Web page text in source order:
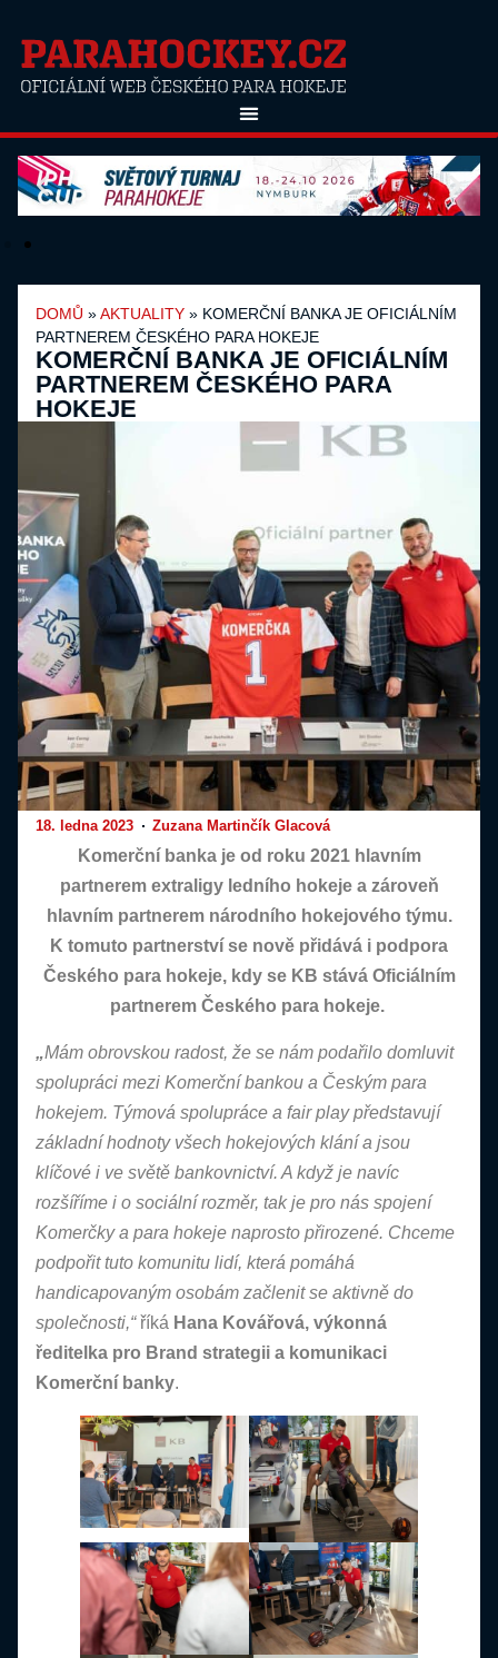
DOMŮ »AKTUALITY » KOMERČNÍ BANKA JE OFICIÁLNÍM
PARTNEREM ČESKÉHO PARA HOKEJE
KOMERČNÍ BANKA JE OFICIÁLNÍM
PARTNEREM ČESKÉHO PARA
HOKEJE
18. ledna 2023 Zuzana Martinčík Glacová
Komerční banka je od roku 2021 hlavním
partnerem extraligy ledního hokeje a zároveň
hlavním partnerem národního hokejového týmu.
K tomuto partnerství se nově přidává i podpora
Českého para hokeje, kdy se KB stává Oficiálním
partnerem Českého para hokeje.
„Mám obrovskou radost, že se nám podařilo domluvit
spolupráci mezi Komerční bankou a Českým para
hokejem. Týmová spolupráce a fair play představují
základní hodnoty všech hokejových klání a jsou
klíčové i ve světě bankovnictví. A když je navíc
rozšíříme i o sociální rozměr, tak je pro nás spojení
Komerčky a para hokeje naprosto přirozené. Chceme
podpořit tuto komunitu lidí, která pomáhá
handicapovaným osobám začlenit se aktivně do
společnosti,“říká Hana Kovářová, výkonná
ředitelka pro Brand strategii a komunikaci
Komerční banky.